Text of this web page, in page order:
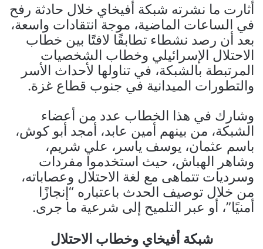
أثارت ما نشرته شبكة أفيخاي خلال حادثة رفح
في الساعات الماضية، موجة انتقادات واسعة،
بعد أن رصد نشطاء تطابقًا لافتًا بين خطاب
الاحتلال الإسرائيلي وخطاب الشخصيات
المرتبطة بالشبكة، في تناولها لأحداث الأسر
والتطورات الميدانية في جنوب قطاع غزة.
وشارك في هذا الخطاب عدد من أعضاء
الشبكة، من بينهم أمين عابد، أمجد أبو كوش،
باسم عثمان، يوسف ياسر، علي شريم،
وشاهر الهباش، حيث استخدموا مفردات
وسرديات تتماهى مع لغة الاحتلال وعصاباته،
من خلال توصيف الحدث باعتباره “إنجازًا
أمنيًا”، أو عبر التلميح إلى شرعية ما جرى.
شبكة أفيخاي وخطاب الاحتلال